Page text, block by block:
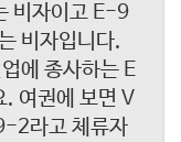
비자이고 E-9
비자입니다.
에 종사하는 E
여권에 보면 V
2라고 체류자